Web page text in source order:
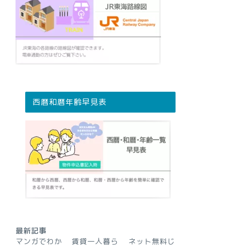
西暦和暦年齢早見表
最新記事
マンガでわか
賃貸一人暮ら
ネット無料じ